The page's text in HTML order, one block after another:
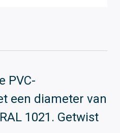
PVC-
een diameter van
1021. Getwist